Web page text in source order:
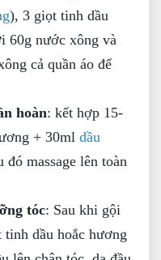
), 3 giọt tinh dầu
60g nước xông và
cả quần áo để
hoàn: kết hợp 15-
+ 30ml dầu
đó massage lên toàn
tóc: Sau khi gội
tinh dầu hoắc hương